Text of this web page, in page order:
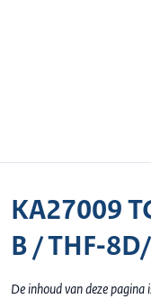
KA27009
B / THF-
De inhoud van deze